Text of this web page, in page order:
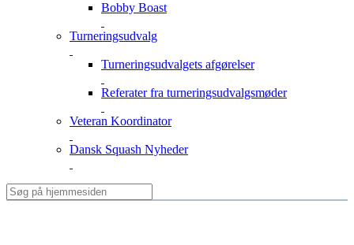
Bobby Boast
Turneringsudvalg
Turneringsudvalgets afgørelser
Referater fra turneringsudvalgsmøder
Veteran Koordinator
Dansk Squash Nyheder